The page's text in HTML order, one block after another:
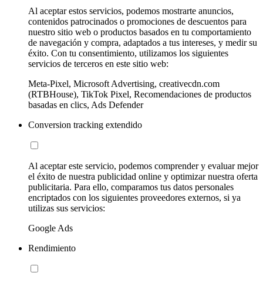
Al aceptar estos servicios, podemos mostrarte anuncios,
contenidos patrocinados o promociones de descuentos para
nuestro sitio web o productos basados en tu comportamiento
de navegación y compra, adaptados a tus intereses, y medir su
éxito. Con tu consentimiento, utilizamos los siguientes
servicios de terceros en este sitio web:
Meta-Pixel, Microsoft Advertising, creativecdn.com
(RTBHouse), TikTok Pixel, Recomendaciones de productos
basadas en clics, Ads Defender
Conversion tracking extendido
Al aceptar este servicio, podemos comprender y evaluar mejor
el éxito de nuestra publicidad online y optimizar nuestra oferta
publicitaria. Para ello, comparamos tus datos personales
encriptados con los siguientes proveedores externos, si ya
utilizas sus servicios:
Google Ads
Rendimiento